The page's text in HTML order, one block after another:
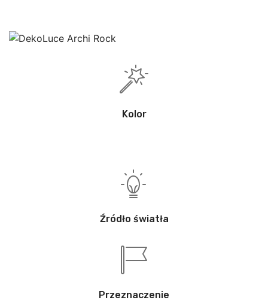
Kolor
Źródło światła
Przeznaczenie